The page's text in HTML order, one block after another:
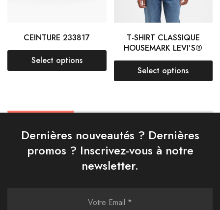
CEINTURE 233817
Select options
T-SHIRT CLASSIQUE
HOUSEMARK LEVI’S®
Select options
Dernières nouveautés ? Dernières
promos ? Inscrivez-vous à notre
newsletter.